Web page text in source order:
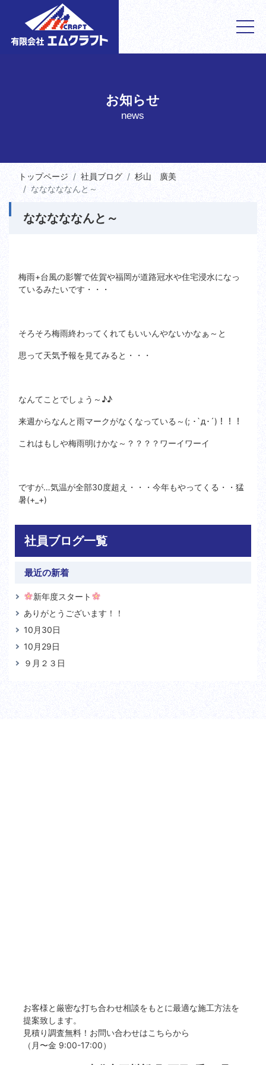
お知らせ
news
トップページ 社員ブログ
杉山 廣美
なななななんと～
なななななんと～
梅雨+台風の影響で佐賀や福岡が道路冠水や住宅浸水になっ
ているみたいです・・・
そろそろ梅雨終わってくれてもいいんやないかなぁ～と
思って天気予報を見てみると・・・
なんてことでしょう～♪♪
来週からなんと雨マークがなくなっている～(; ･`д･´)！！！
これはもしや梅雨明けかな～？？？？ワーイワーイ
ですが…気温が全部30度超え・・・今年もやってくる・・猛
暑(+_+)
社員ブログ一覧
最近の新着
新年度スタート
ありがとうございます！！
10月30日
10月29日
９月２３日
お客様と厳密な打ち合わせ相談をもとに最適な施工方法を
提案致します。
見積り調査無料！お問い合わせはこちらから
（月〜金 9:00-17:00）